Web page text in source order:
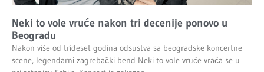
Neki to vole vruće nakon tri decenije ponovo u
Beogradu
Nakon više od trideset godina odsustva sa beogradske koncertne
scene, legendarni zagrebački bend Neki to vole vruće vraća se u